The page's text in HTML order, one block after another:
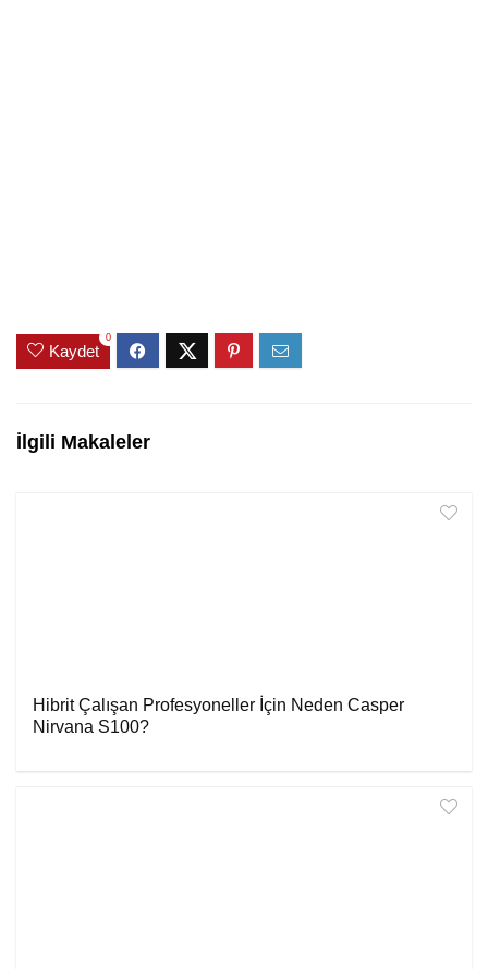
Kaydet
0
İlgili Makaleler
Hibrit Çalışan Profesyoneller İçin Neden Casper
Nirvana S100?